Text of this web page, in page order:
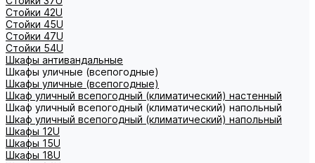
Стойки 42U
Стойки 45U
Стойки 47U
Стойки 54U
Шкафы антивандальные
Шкафы уличные (всепогодные)
Шкафы уличные (всепогодные)
Шкаф уличный всепогодный (климатический) настенный
Шкаф уличный всепогодный (климатический) напольный
Шкаф уличный всепогодный (климатический) напольный
Шкафы 12U
Шкафы 15U
Шкафы 18U